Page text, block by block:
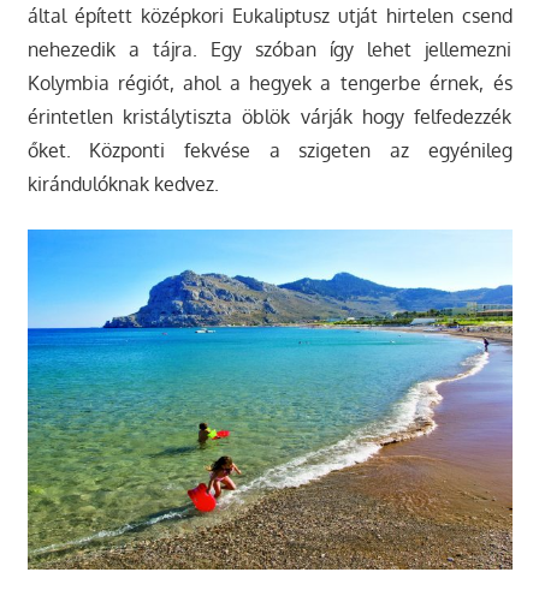
által épített középkori Eukaliptusz utját hirtelen csend
nehezedik a tájra. Egy szóban így lehet jellemezni
Kolymbia régiót, ahol a hegyek a tengerbe érnek, és
érintetlen kristálytiszta öblök várják hogy felfedezzék
őket. Központi fekvése a szigeten az egyénileg
kirándulóknak kedvez.